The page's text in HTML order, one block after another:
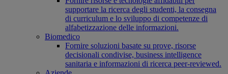
supportare la ricerca degli studenti, la consegna
di curriculum e lo sviluppo di competenze di
alfabetizzazione delle informazioni.
Biomedico
Fornire soluzioni basate su prove, risorse
decisionali condivise, business intelligence
sanitaria e informazioni di ricerca peer-reviewed.